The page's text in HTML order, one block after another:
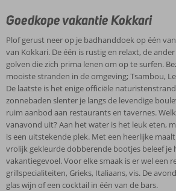
Goedkope vakantie Kokkari
Plof gerust neer op je badhanddoek op één
van Kokkari. De één is rustig en relaxt, de
golven die zich prima lenen om op te surfen.
mooiste stranden in de omgeving; Tsambou,
De laatste is het enige officiële
zonnebaden slenter je langs de levendige
ruim aanbod aan restaurants en tavernes.
vanavond uit? Aan het water is het leuk eten,
is een uitstekende plek. Met een heerlijke
vrolijk gekleurde dobberende bootjes beleef je
vakantiegevoel. Voor elke smaak is er wel een
grillspecialiteiten, Grieks, Italiaans, vis. De
glas wijn of een cocktail in één van de bars.